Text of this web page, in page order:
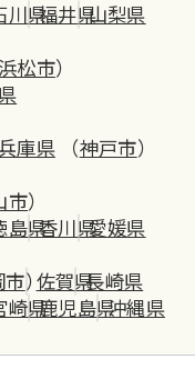
川県福井県山梨県
松市）
庫県（神戸市）
市）
島県香川県愛媛県
市）佐賀県長崎県
崎県鹿児島県沖縄県